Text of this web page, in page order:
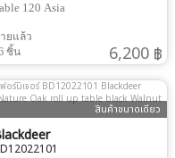
120 Asia
ยแล้ว
ชิ้น
6,200 ฿
สินค้าขนาดเดียว